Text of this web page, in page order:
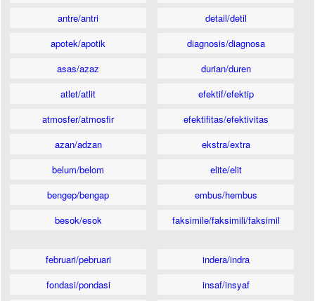
antre/antri
apotek/apotik
asas/azaz
atlet/atlit
atmosfer/atmosfir
azan/adzan
belum/belom
bengep/bengap
besok/esok
detail/detil
diagnosis/diagnosa
durian/duren
efektif/efektip
efektifitas/efektivitas
ekstra/extra
elite/elit
embus/hembus
faksimile/faksimili/faksimil
februari/pebruari
fondasi/pondasi
indera/indra
insaf/insyaf